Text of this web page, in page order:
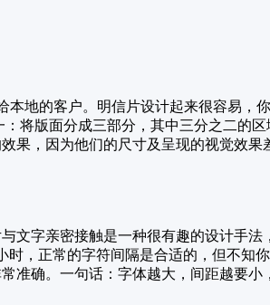
地的客户。明信片设计起来很容易，
将版面分成三部分，其中三分之二的
果，因为他们的尺寸及呈现的视觉效果
文字亲密接触是一种很有趣的设计手
，正常的字符间隔是合适的，但不知
确。一句话：字体越大，间距越要小